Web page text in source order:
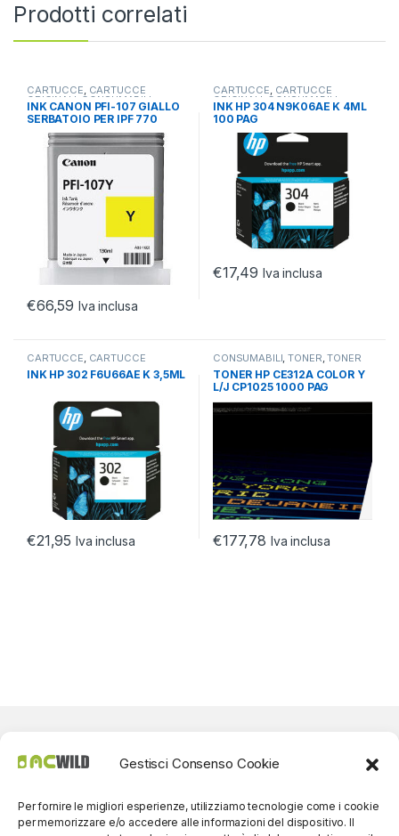
Gestisci Consenso Cookie
Per fornire le migliori esperienze, utilizziamo tecnologie come i cookie
per memorizzare e/o accedere alle informazioni del dispositivo. Il
Prodotti correlati
CARTUCCE, CARTUCCE
ORIGINALI,CONSUMABILI
INK CANON PFI-107 GIALLO
SERBATOIO PER IPF 770
€66,59 Iva inclusa
CARTUCCE, CARTUCCE
ORIGINALI, CONSUMABILI
INK HP 304 N9K06AE K 4ML
100 PAG
€17,49 Iva inclusa
CARTUCCE CARTUCCE
CONSUMABILI
INK HP 302 F6U66AE K 3,5ML
€21,95 Iva inclusa
CONSUMABILI ,TONER ,TONER
TONER HP CE312A COLOR Y
L/J CP1025 1000 PAG
€177,78 Iva inclusa